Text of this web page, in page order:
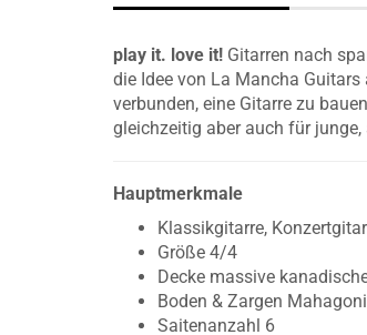
play it. love it! Gitarren nach
die Idee von La Mancha
verbunden, eine Gitarre zu
gleichzeitig aber auch für
Hauptmerkmale
Klassikgitarre,
Größe 4/4
Decke massive
Boden & Zargen Mahagoni
Saitenanzahl 6